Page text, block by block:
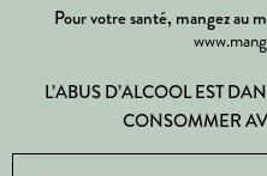
Pour votre santé, mangez au
L’ABUS D’ALCOOL EST
CONSOMMER